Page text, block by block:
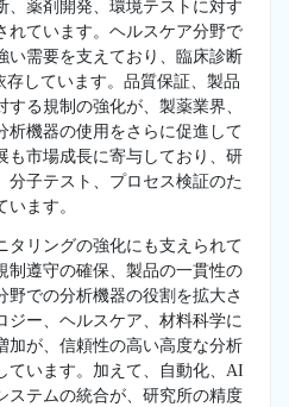
、薬剤開発、環境テストに対す
れています。ヘルスケア分野で
い需要を支えており、臨床診断
存しています。品質保証、製品
る規制の強化が、製薬業界、
析機器の使用をさらに促進して
も市場成長に寄与しており、研
分子テスト、プロセス検証のた
ます。
タリングの強化にも支えられて
制遵守の確保、製品の一貫性の
野での分析機器の役割を拡大さ
ジー、ヘルスケア、材料科学に
加が、信頼性の高い高度な分析
ています。加えて、自動化、AI
ステムの統合が、研究所の精度